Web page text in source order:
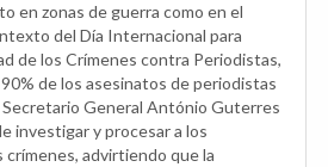
en zonas de guerra como en el
del Día Internacional para
de los Crímenes contra Periodistas,
de los asesinatos de periodistas
Secretario General António Guterres
investigar y procesar a los
advirtiendo que la